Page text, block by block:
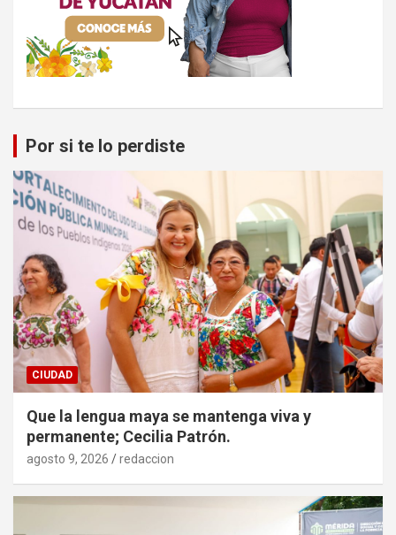
Por si te lo perdiste
CIUDAD
Que la lengua maya se mantenga viva y
permanente; Cecilia Patrón.
agosto 9, 2026 redaccion